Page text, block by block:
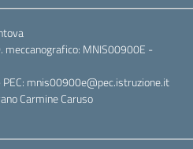
MNIS00900E -
mnis00900e@pec.istruzione.it
Carmine Caruso